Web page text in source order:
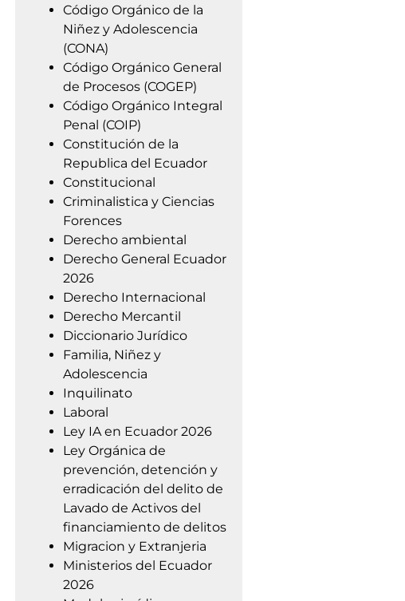
Código Orgánico de la
Niñez y Adolescencia
(CONA)
Código Orgánico General
de Procesos (COGEP)
Código Orgánico Integral
Penal (COIP)
Constitución de la
Republica del Ecuador
Constitucional
Criminalistica y Ciencias
Forences
Derecho ambiental
Derecho General Ecuador
2026
Derecho Internacional
Derecho Mercantil
Diccionario Jurídico
Familia, Niñez y
Adolescencia
Inquilinato
Laboral
Ley IA en Ecuador 2026
Ley Orgánica de
prevención, detención y
erradicación del delito de
Lavado de Activos del
financiamiento de delitos
Migracion y Extranjeria
Ministerios del Ecuador
2026